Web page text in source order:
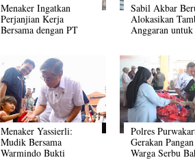
Menaker Ingatkan
Perjanjian Kerja
Bersama dengan PT
Sabil Akbar
Alokasikan
Anggaran untuk
Menaker Yassierli:
Mudik Bersama
Warmindo Bukti
Polres
Gerakan
Warga Serbu